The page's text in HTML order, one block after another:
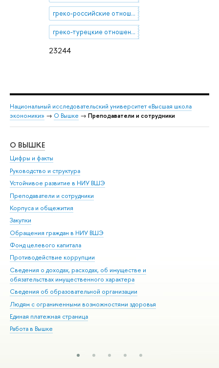
23244
греко-российские отношения
греко-турецкие отношения
Национальный исследовательский университет «Высшая школа
экономики» → О Вышке → Преподаватели и сотрудники
О ВЫШКЕ
Цифры и факты
Руководство и структура
Устойчивое развитие в НИУ ВШЭ
Преподаватели и сотрудники
Корпуса и общежития
Закупки
Обращения граждан в НИУ ВШЭ
Фонд целевого капитала
Противодействие коррупции
Сведения о доходах, расходах, об имуществе и
обязательствах имущественного характера
Сведения об образовательной организации
Людям с ограниченными возможностями здоровья
Единая платежная страница
Работа в Вышке